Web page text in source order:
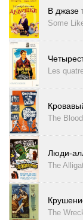
В джазе
Some
Les
The
Люди-
The
The